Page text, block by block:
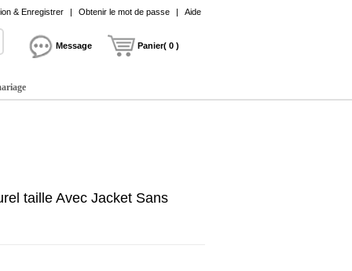
& Enregistrer | Obtenir le mot de passe | Aide
Message Panier( 0 )
taille Avec Jacket Sans